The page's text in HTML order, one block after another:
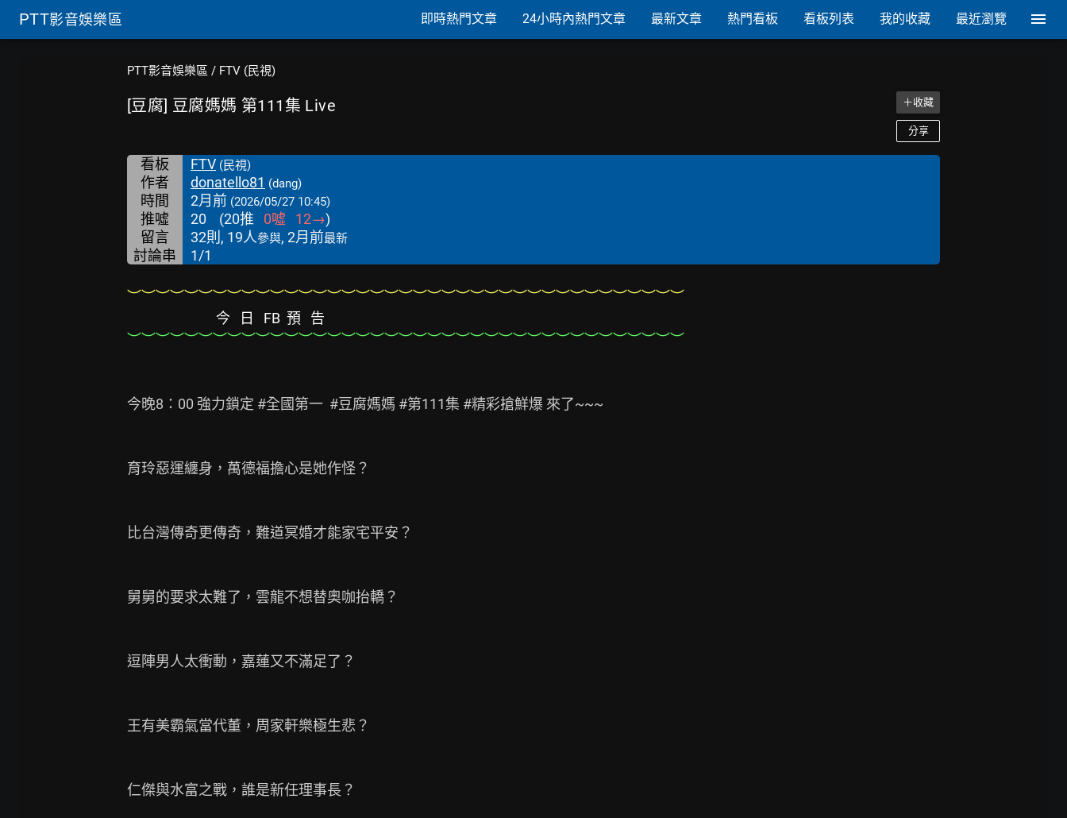
PTT影音娛樂區 即時熱門文章 24小時內熱門文章 最新文章 熱門看板 看板列表 我的收藏 最近瀏覽
PTT影音娛樂區 / FTV (民視)
[豆腐] 豆腐媽媽 第111集 Live ＋收藏
分享
看板 FTV (民視)
作者 donatello81 (dang)
時間 2月前 (2026/05/27 10:45)
推噓 20 (20推 0噓 12→)
留言
32則, 19人參與, 2月前最新
討論串 1/1
︶︶︶︶︶︶︶︶︶︶︶︶︶︶︶︶︶︶︶︶︶︶︶︶︶︶︶︶︶︶︶︶︶︶︶︶︶︶︶
今   日   FB  預   告
︶︶︶︶︶︶︶︶︶︶︶︶︶︶︶︶︶︶︶︶︶︶︶︶︶︶︶︶︶︶︶︶︶︶︶︶︶︶︶
今晚8：00 強力鎖定 #全國第一  #豆腐媽媽 #第111集 #精彩搶鮮爆 來了~~~
育玲惡運纏身，萬德福擔心是她作怪？
比台灣傳奇更傳奇，難道冥婚才能家宅平安？
舅舅的要求太難了，雲龍不想替奧咖抬轎？
逗陣男人太衝動，嘉蓮又不滿足了？
王有美霸氣當代董，周家軒樂極生悲？
仁傑與水富之戰，誰是新任理事長？